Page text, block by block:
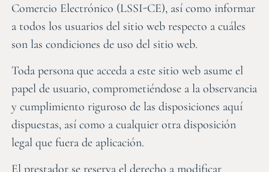
Comercio Electrónico (LSSI-CE), así como informar
a todos los usuarios del sitio web respecto a cuáles
son las condiciones de uso del sitio web.
Toda persona que acceda a este sitio web asume el
papel de usuario, comprometiéndose a la observancia
y cumplimiento riguroso de las disposiciones aquí
dispuestas, así como a cualquier otra disposición
legal que fuera de aplicación.